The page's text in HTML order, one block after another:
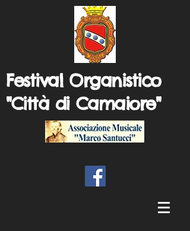
Festival Organistico
"Città di Camaiore"